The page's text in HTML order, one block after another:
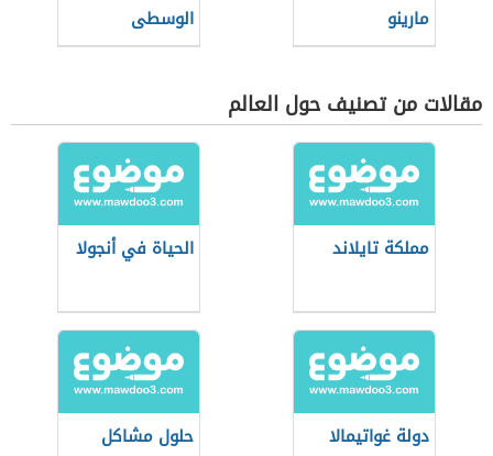
مارينو
الوسطى
مقالات من تصنيف حول العالم
مملكة تايلاند الحياة في أنجولا
دولة غواتيمالا
حلول مشاكل